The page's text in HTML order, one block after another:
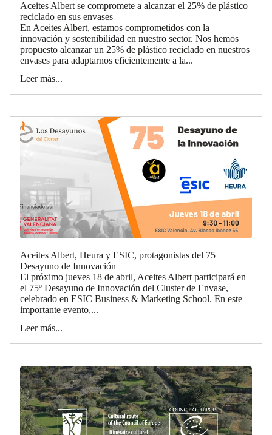
Aceites Albert se compromete a alcanzar el 25% de plástico
reciclado en sus envases
En Aceites Albert, estamos comprometidos con la
innovación y sostenibilidad en nuestro sector. Nos hemos
propuesto alcanzar un 25% de plástico reciclado en nuestros
envases para adaptarnos eficientemente a la...
Leer más...
Aceites Albert, Heura y ESIC, protagonistas del 75
Desayuno de Innovación
El próximo jueves 18 de abril, Aceites Albert participará en
el 75º Desayuno de Innovación del Cluster de Envase,
celebrado en ESIC Business & Marketing School. En este
importante evento,...
Leer más...